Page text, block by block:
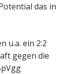
das in
u.a. ein 2:2
gegen die